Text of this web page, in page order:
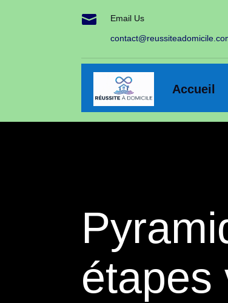
 Email Us
Accueil
étapes